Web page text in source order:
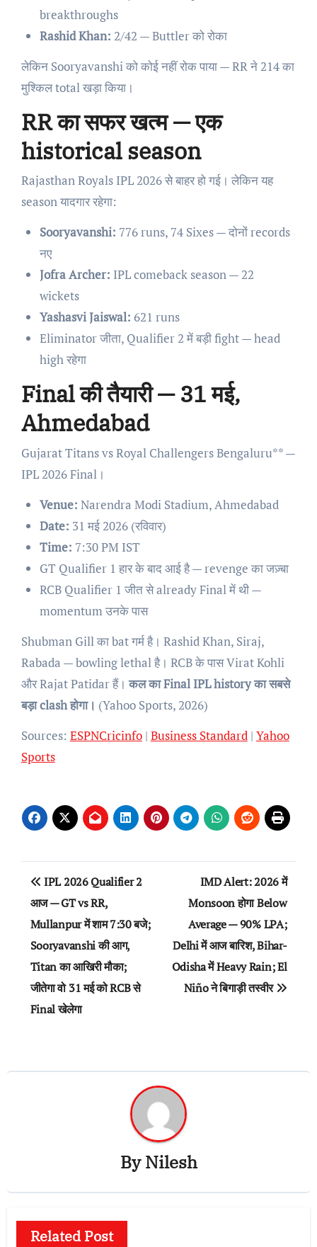
breakthroughs
Rashid Khan: 2/42 — Buttler को रोका
लेकिन Sooryavanshi को कोई नहीं रोक पाया — RR ने 214 का
मुश्किल total खड़ा किया।
RR का सफर खत्म — एक
historical season
Rajasthan Royals IPL 2026 से बाहर हो गई। लेकिन यह
season यादगार रहेगा:
Sooryavanshi: 776 runs, 74 Sixes — दोनों records
नए
Jofra Archer: IPL comeback season — 22
wickets
Yashasvi Jaiswal: 621 runs
Eliminator जीता, Qualifier 2 में बड़ी fight — head
high रहेगा
Final की तैयारी — 31 मई,
Ahmedabad
Gujarat Titans vs Royal Challengers Bengaluru** —
IPL 2026 Final।
Venue: Narendra Modi Stadium, Ahmedabad
Date: 31 मई 2026 (रविवार)
Time: 7:30 PM IST
GT Qualifier 1 हार के बाद आई है — revenge का जज़्बा
RCB Qualifier 1 जीत से already Final में थी —
momentum उनके पास
Shubman Gill का bat गर्म है। Rashid Khan, Siraj,
Rabada — bowling lethal है। RCB के पास Virat Kohli
और Rajat Patidar हैं।कल का Final IPL history का सबसे
बड़ा clash होगा। (Yahoo Sports, 2026)
Sources: ESPNCricinfo| Business Standard | Yahoo
Sports
Post
navigation
IPL 2026 Qualifier 2
आज — GT vs RR,
Mullanpur में शाम 7:30 बजे;
Sooryavanshi की आग,
Titan का आखिरी मौका;
जीतेगा वो 31 मई को RCB से
Final खेलेगा
IMD Alert: 2026 में
Monsoon होगा Below
Average — 90% LPA;
Delhi में आज बारिश, Bihar-
Odisha में Heavy Rain; El
Niño ने बिगाड़ी तस्वीर
ByNilesh
Related Post